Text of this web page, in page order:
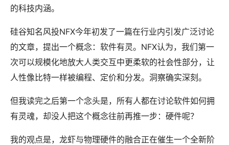
的科技内涵。
硅谷知名风投NFX今年初发了一篇在行业内引发广泛讨论
的文章，提出一个概念：软件有灵。NFX认为，我们第一
次可以规模化地放大人类交互中更柔软的社会性部分，让
人性像比特一样被编程、定价和分发。洞察确实深刻。
但我读完之后第一个念头是，所有人都在讨论软件如何拥
有灵魂，却没人把这个概念往前再推一步：硬件呢？
我的观点是，龙虾与物理硬件的融合正在催生一个全新阶